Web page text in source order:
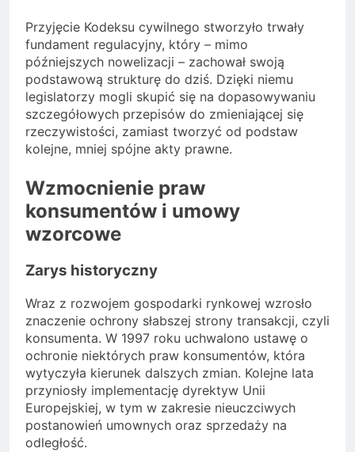
Przyjęcie Kodeksu cywilnego stworzyło trwały
fundament regulacyjny, który – mimo
późniejszych nowelizacji – zachował swoją
podstawową strukturę do dziś. Dzięki niemu
legislatorzy mogli skupić się na dopasowywaniu
szczegółowych przepisów do zmieniającej się
rzeczywistości, zamiast tworzyć od podstaw
kolejne, mniej spójne akty prawne.
Wzmocnienie praw
konsumentów i umowy
wzorcowe
Zarys historyczny
Wraz z rozwojem gospodarki rynkowej wzrosło
znaczenie ochrony słabszej strony transakcji, czyli
konsumenta. W 1997 roku uchwalono ustawę o
ochronie niektórych praw konsumentów, która
wytyczyła kierunek dalszych zmian. Kolejne lata
przyniosły implementację dyrektyw Unii
Europejskiej, w tym w zakresie nieuczciwych
postanowień umownych oraz sprzedaży na
odległość.